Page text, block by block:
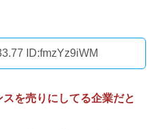
ID:fmzYz9iWM
を売りにしてる企業だと